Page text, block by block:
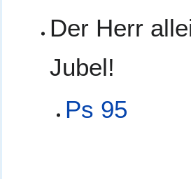
Der Herr
Jubel!
Ps 95